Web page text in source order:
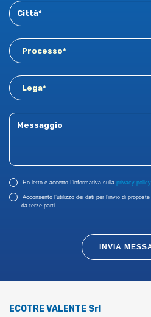
Ho letto e accetto I'informativa sulla privacy policy
Acconsento l’utilizzo dei dati per l’invio di
da terze parti.
INVIA
ECOTRE VALENTE Srl